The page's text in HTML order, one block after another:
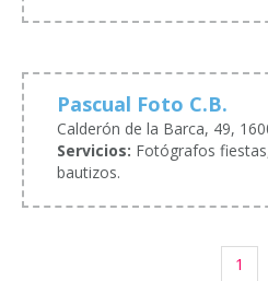
Pascual Foto C.B.
Calderón de la Barca, 49,
Servicios: Fotógrafos
bautizos.
1